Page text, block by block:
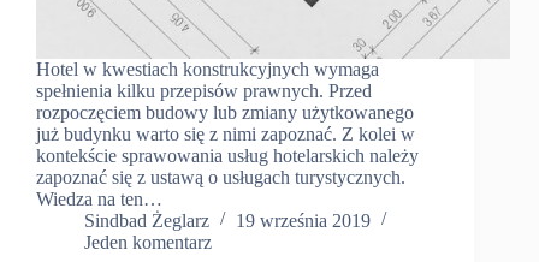
Hotel w kwestiach konstrukcyjnych wymaga
spełnienia kilku przepisów prawnych. Przed
rozpoczęciem budowy lub zmiany użytkowanego
już budynku warto się z nimi zapoznać. Z kolei w
kontekście sprawowania usług hotelarskich należy
zapoznać się z ustawą o usługach turystycznych.
Wiedza na ten…
Sindbad Żeglarz
19 września 2019
Jeden komentarz